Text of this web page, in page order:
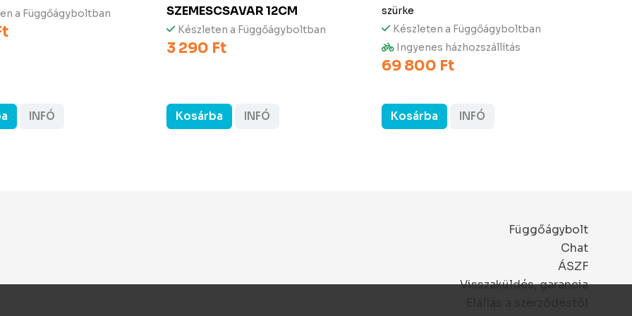
a Függőágyboltban
INFÓ
SZEMESCSAVAR 12CM
Készleten a Függőágyboltban
3 290 Ft
Kosárba INFÓ
szürke
Készleten a Függőágyboltban
Ingyenes házhozszállítás
69 800 Ft
Kosárba INFÓ
Függőágybolt
Chat
ÁSZF
Visszaküldés, garancia